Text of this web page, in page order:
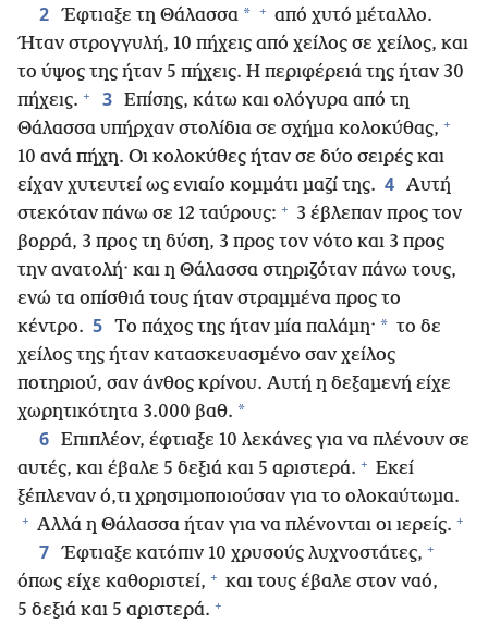
2 Έφτιαξε τη Θάλασσα * + από χυτό μέταλλο.
Ήταν στρογγυλή, 10 πήχεις από χείλος σε χείλος, και
το ύψος της ήταν 5 πήχεις. Η περιφέρειά της ήταν 30
πήχεις. + 3 Επίσης, κάτω και ολόγυρα από τη
Θάλασσα υπήρχαν στολίδια σε σχήμα κολοκύθας, +
10 ανά πήχη. Οι κολοκύθες ήταν σε δύο σειρές και
είχαν χυτευτεί ως ενιαίο κομμάτι μαζί της. 4 Αυτή
στεκόταν πάνω σε 12 ταύρους: + 3 έβλεπαν προς τον
βορρά, 3 προς τη δύση, 3 προς τον νότο και 3 προς
την ανατολή· και η Θάλασσα στηριζόταν πάνω τους,
ενώ τα οπίσθιά τους ήταν στραμμένα προς το
κέντρο. 5 Το πάχος της ήταν μία παλάμη· * το δε
χείλος της ήταν κατασκευασμένο σαν χείλος
ποτηριού, σαν άνθος κρίνου. Αυτή η δεξαμενή είχε
χωρητικότητα 3.000 βαθ. *
6 Επιπλέον, έφτιαξε 10 λεκάνες για να πλένουν σε
αυτές, και έβαλε 5 δεξιά και 5 αριστερά. + Εκεί
ξέπλεναν ό,τι χρησιμοποιούσαν για το ολοκαύτωμα.
+ Αλλά η Θάλασσα ήταν για να πλένονται οι ιερείς. +
7 Έφτιαξε κατόπιν 10 χρυσούς λυχνοστάτες, +
όπως είχε καθοριστεί, + και τους έβαλε στον ναό,
5 δεξιά και 5 αριστερά. +